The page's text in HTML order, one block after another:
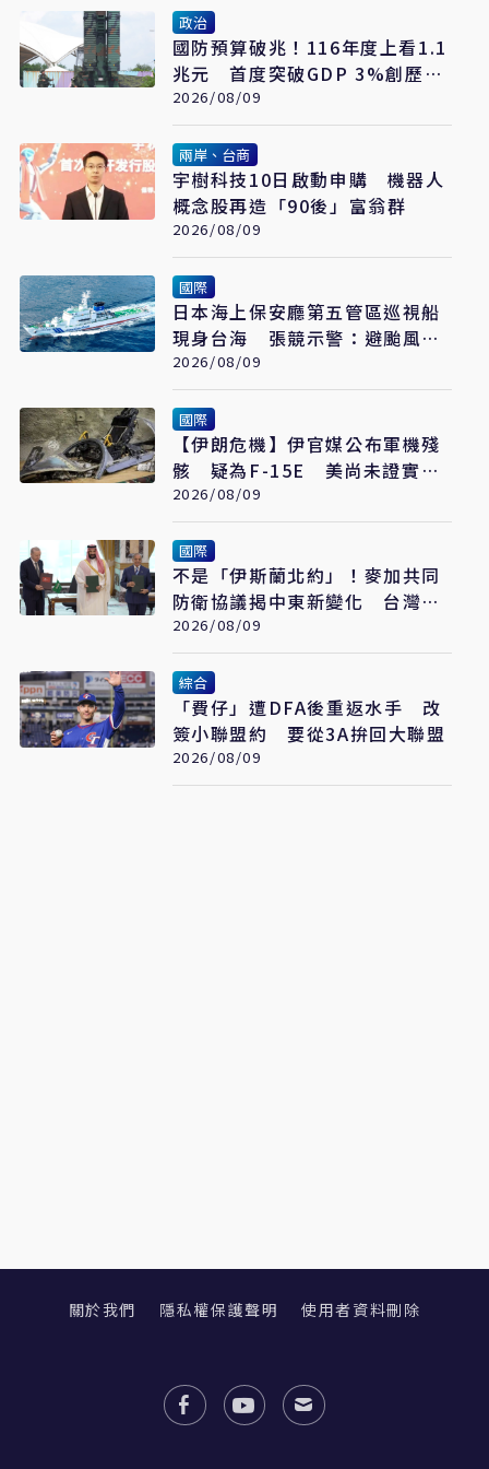
政治
國防預算破兆！116年度上看1.1
兆元 首度突破GDP 3%創歷史
新高
2026/08/09
兩岸、台商
宇樹科技10日啟動申購 機器人
概念股再造「90後」富翁群
2026/08/09
國際
日本海上保安廳第五管區巡視船
現身台海 張競示警：避颱風也
要關注航行動向
2026/08/09
國際
【伊朗危機】伊官媒公布軍機殘
骸 疑為F-15E 美尚未證實遭
擊落
2026/08/09
國際
不是「伊斯蘭北約」！麥加共同
防衛協議揭中東新變化 台灣該
看懂「多層次安全」
2026/08/09
綜合
「費仔」遭DFA後重返水手 改
簽小聯盟約 要從3A拚回大聯盟
2026/08/09
關於我們 隱私權保護聲明 使用者資料刪除